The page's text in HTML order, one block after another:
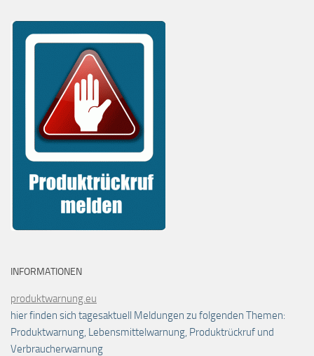
INFORMATIONEN
produktwarnung.eu
hier finden sich tagesaktuell Meldungen zu folgenden Themen:
Produktwarnung, Lebensmittelwarnung, Produktrückruf und
Verbraucherwarnung